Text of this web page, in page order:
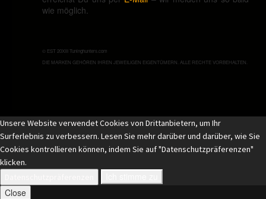
wie möglich.
© EST 20XIII Tuninghunters.com
DIE MARKEN GEHÖREN IHREN JEWEILIGEN EIGENTÜMERN. ALLE RECHTE VORBEHALTEN.
Unsere Website verwendet Cookies von Drittanbietern, um Ihr
Surferlebnis zu verbessern. Lesen Sie mehr darüber und darüber, wie Sie
Cookies kontrollieren können, indem Sie auf "Datenschutzpräferenzen"
klicken.
Close